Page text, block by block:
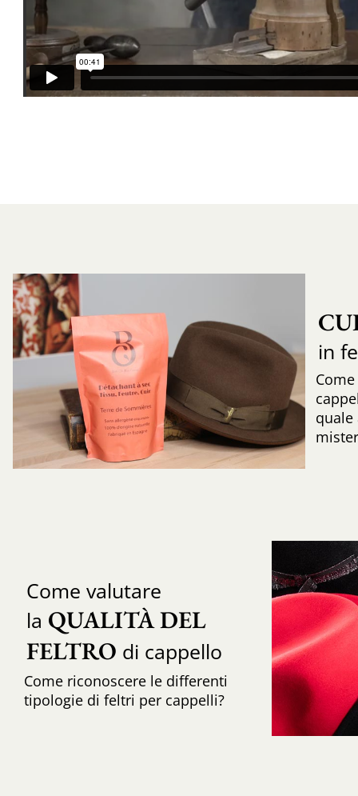
in
Come valutare
la QUALITÀ DEL
FELTRO di cappello
Come riconoscere le differenti
tipologie di feltri per cappelli?